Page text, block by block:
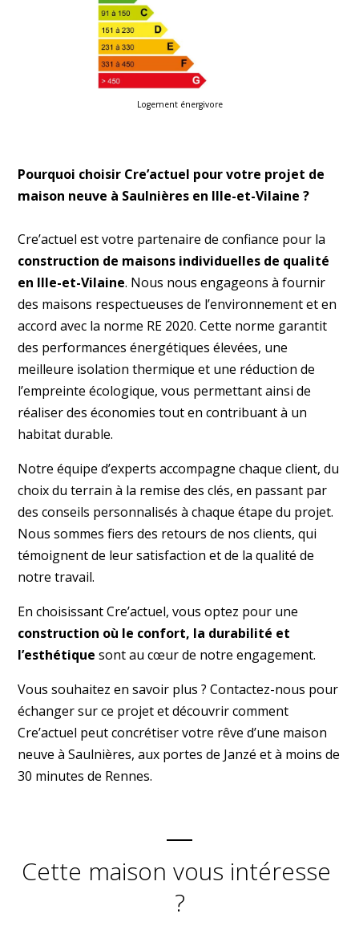
Logement énergivore
Pourquoi choisir Cre’actuel pour votre projet de
maison neuve à Saulnières en Ille-et-Vilaine ?
Cre’actuel est votre partenaire de confiance pour la
construction de maisons individuelles de qualité
en Ille-et-Vilaine. Nous nous engageons à fournir
des maisons respectueuses de l’environnement et en
accord avec la norme RE 2020. Cette norme garantit
des performances énergétiques élevées, une
meilleure isolation thermique et une réduction de
l’empreinte écologique, vous permettant ainsi de
réaliser des économies tout en contribuant à un
habitat durable.
Notre équipe d’experts accompagne chaque client, du
choix du terrain à la remise des clés, en passant par
des conseils personnalisés à chaque étape du projet.
Nous sommes fiers des retours de nos clients, qui
témoignent de leur satisfaction et de la qualité de
notre travail.
En choisissant Cre’actuel, vous optez pour une
construction où le confort, la durabilité et
l’esthétique sont au cœur de notre engagement.
Vous souhaitez en savoir plus ?Contactez-nous pour
échanger sur ce projet et découvrir comment
Cre’actuel peut concrétiser votre rêve d’une maison
neuve à Saulnières, aux portes de Janzé et à moins de
30 minutes de Rennes.
Cette maison vous intéresse
?